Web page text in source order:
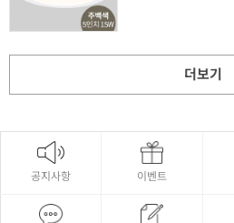
더보기
공지사항 이벤트